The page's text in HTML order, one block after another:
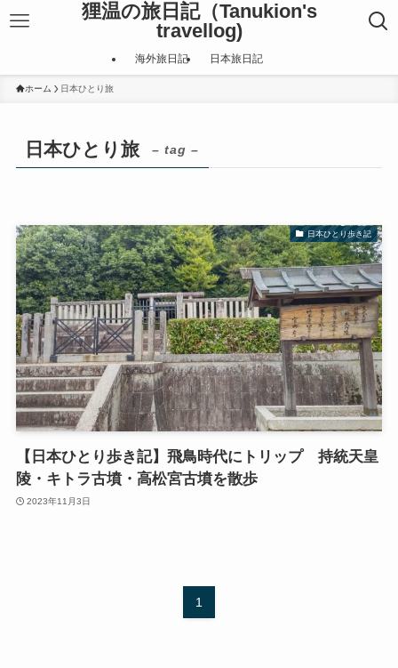
狸温の旅日記（Tanukion's
travellog)
海外旅日記 日本旅日記
ホーム 日本ひとり旅
日本ひとり旅 – tag –
日本ひとり歩き記
【日本ひとり歩き記】飛鳥時代にトリップ 持統天皇
陵・キトラ古墳・高松宮古墳を散歩
2023年11月3日
1